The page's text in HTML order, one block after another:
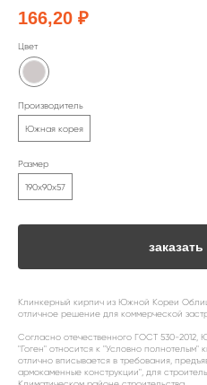
166,20 ₽
Цвет
Производитель
Южная корея
Размер
190х90х57
заказать
Клинкерный кирпич из Южной Кореи
отличное решение для коммерческой
Согласно отечественного ГОСТ 530-
"Гоген" относится к "Условно полнотелым"
отлично вписывается в требования,
армокаменные конструкции", для